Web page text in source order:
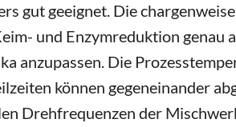
gut geeignet. Die
und Enzymreduktion genau
anzupassen. Die
können gegeneinander
Drehfrequenzen der